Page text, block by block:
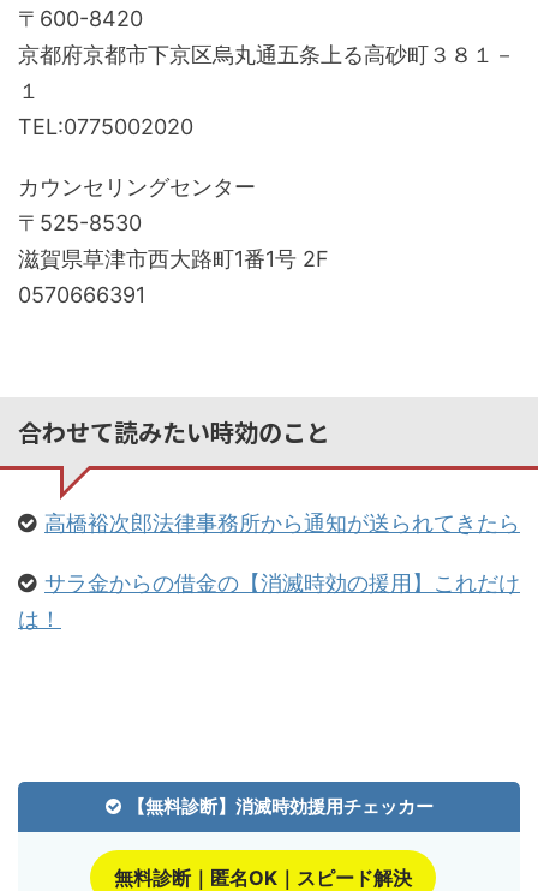
〒600-8420
京都府京都市下京区烏丸通五条上る高砂町３８１－
１
TEL:0775002020
カウンセリングセンター
〒525-8530
滋賀県草津市西大路町1番1号 2F
0570666391
合わせて読みたい時効のこと
高橋裕次郎法律事務所から通知が送られてきたら
サラ金からの借金の【消滅時効の援用】これだけ
は！
【無料診断】消滅時効援用チェッカー
無料診断｜匿名OK｜スピード解決